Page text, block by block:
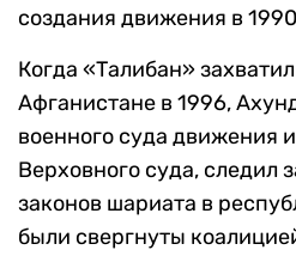
создания движения в
Когда «Талибан»
Афганистане в 1996,
военного суда движения
Верховного суда, следил
законов шариата в
были свергнуты